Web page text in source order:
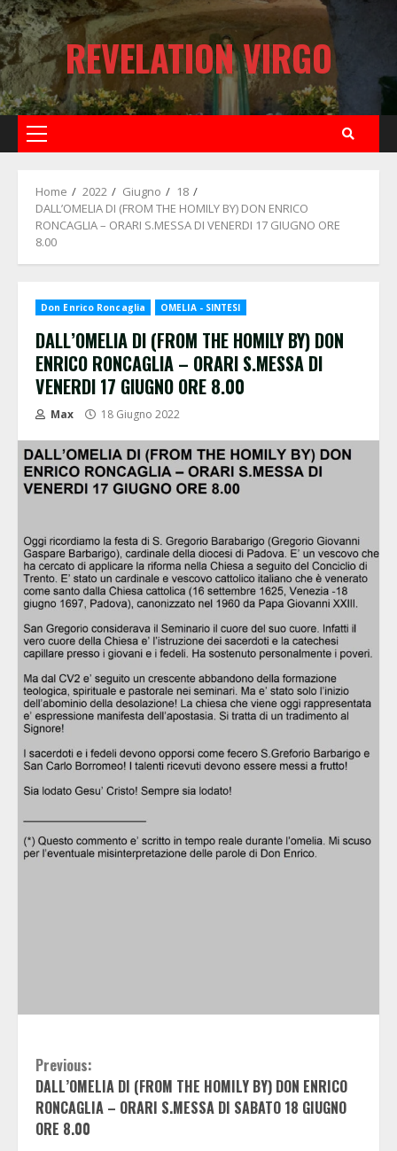
Skip
to
content
REVELATION VIRGO
Primary
Home 2022 Giugno
18
DALL’OMELIA DI (FROM THE HOMILY BY) DON ENRICO
RONCAGLIA – ORARI S.MESSA DI VENERDI 17 GIUGNO ORE
8.00
Don Enrico Roncaglia OMELIA - SINTESI
DALL’OMELIA DI (FROM THE HOMILY BY) DON
ENRICO RONCAGLIA – ORARI S.MESSA DI
VENERDI 17 GIUGNO ORE 8.00
Max 18 Giugno 2022
Continue
Reading
Previous:
DALL’OMELIA DI (FROM THE HOMILY BY) DON ENRICO
RONCAGLIA – ORARI S.MESSA DI SABATO 18 GIUGNO
ORE 8.00